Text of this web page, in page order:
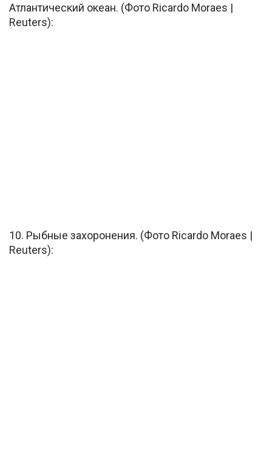
Атлантический океан. (Фото Ricardo Moraes |
Reuters):
10. Рыбные захоронения. (Фото Ricardo Moraes |
Reuters):